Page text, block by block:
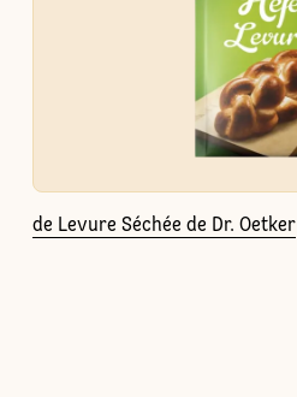
de Levure Séchée de Dr. Oetker